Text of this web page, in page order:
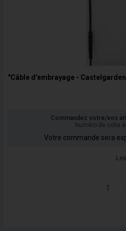
"Câble d'embrayage -
Commandez votre/vos
Numéro de colis
Votre commande sera